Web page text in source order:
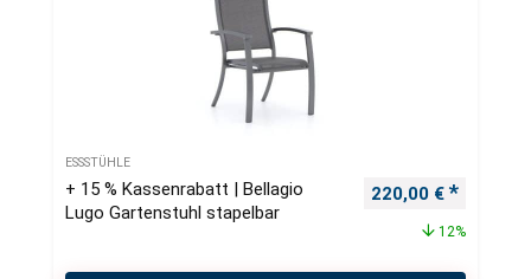
ESSSTÜHLE
+ 15 % Kassenrabatt | Bellagio
Lugo Gartenstuhl stapelbar
Ursprünglicher
220,00 €
12%